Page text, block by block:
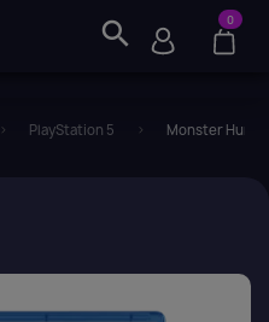
search 0
PlayStation 5 Monster